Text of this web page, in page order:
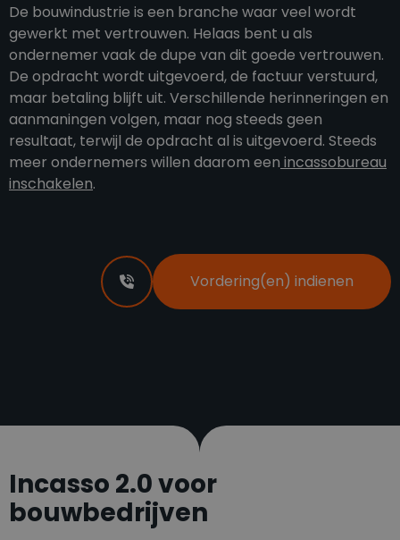
De bouwindustrie is een branche waar veel wordt
gewerkt met vertrouwen. Helaas bent u als
ondernemer vaak de dupe van dit goede vertrouwen.
De opdracht wordt uitgevoerd, de factuur verstuurd,
maar betaling blijft uit. Verschillende herinneringen en
aanmaningen volgen, maar nog steeds geen
resultaat, terwijl de opdracht al is uitgevoerd. Steeds
meer ondernemers willen daarom een incassobureau
inschakelen.
Vordering(en) indienen
Incasso 2.0 voor
bouwbedrijven